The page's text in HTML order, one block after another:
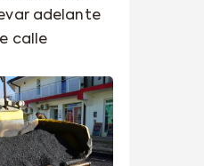
adelante
calle